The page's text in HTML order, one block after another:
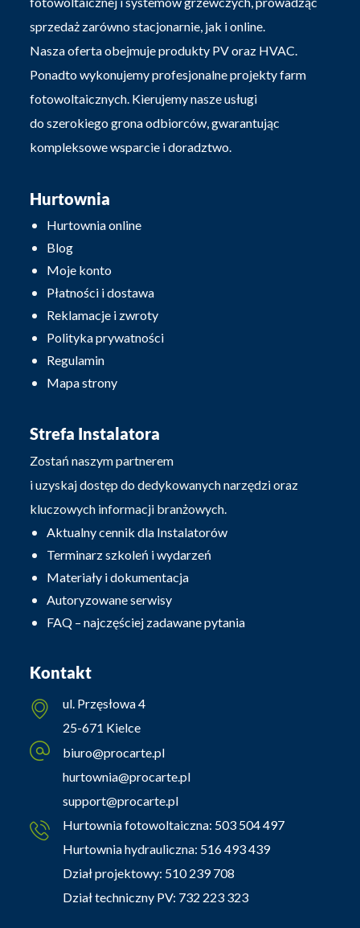
sprzedaż zarówno stacjonarnie, jak i online.
Nasza oferta obejmuje produkty PV oraz HVAC.
Ponadto wykonujemy profesjonalne projekty farm
fotowoltaicznych. Kierujemy nasze usługi
do szerokiego grona odbiorców, gwarantując
kompleksowe wsparcie i doradztwo.
Hurtownia
Hurtownia online
Blog
Moje konto
Płatności i dostawa
Reklamacje i zwroty
Polityka prywatności
Regulamin
Mapa strony
Strefa Instalatora
Zostań naszym partnerem
i uzyskaj dostęp do dedykowanych narzędzi oraz
kluczowych informacji branżowych.
Aktualny cennik dla Instalatorów
Terminarz szkoleń i wydarzeń
Materiały i dokumentacja
Autoryzowane serwisy
FAQ – najczęściej zadawane pytania
Kontakt
ul. Przęsłowa 4
25-671 Kielce
biuro@procarte.pl
hurtownia@procarte.pl
support@procarte.pl
Hurtownia fotowoltaiczna: 503 504 497
Hurtownia hydrauliczna: 516 493 439
Dział projektowy: 510 239 708
Dział techniczny PV: 732 223 323